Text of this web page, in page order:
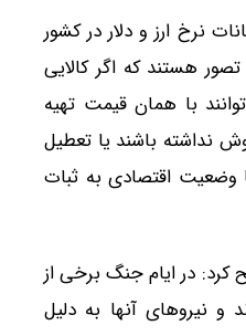
نرخ ارز و دلار در کشور
هستند که اگر کالایی
با همان قیمت تهیه
نداشته باشند یا تعطیل
وضعیت اقتصادی به ثبات
کرد: در ایام جنگ برخی از
و نیروهای آنها به دلیل